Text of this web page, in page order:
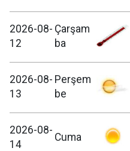
2026-08-
12
Çarşam
ba
2026-08-
13
Perşem
be
2026-08-
14
Cuma